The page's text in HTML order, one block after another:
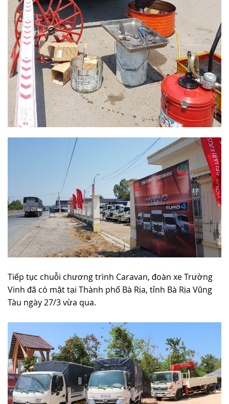
Tiếp tục chuỗi chương trình Caravan, đoàn xe Trường
Vinh đã có mặt tại Thành phố Bà Rịa, tỉnh Bà Rịa Vũng
Tàu ngày 27/3 vừa qua.